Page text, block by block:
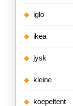
iglo
ikea
jysk
kleine
koepeltent